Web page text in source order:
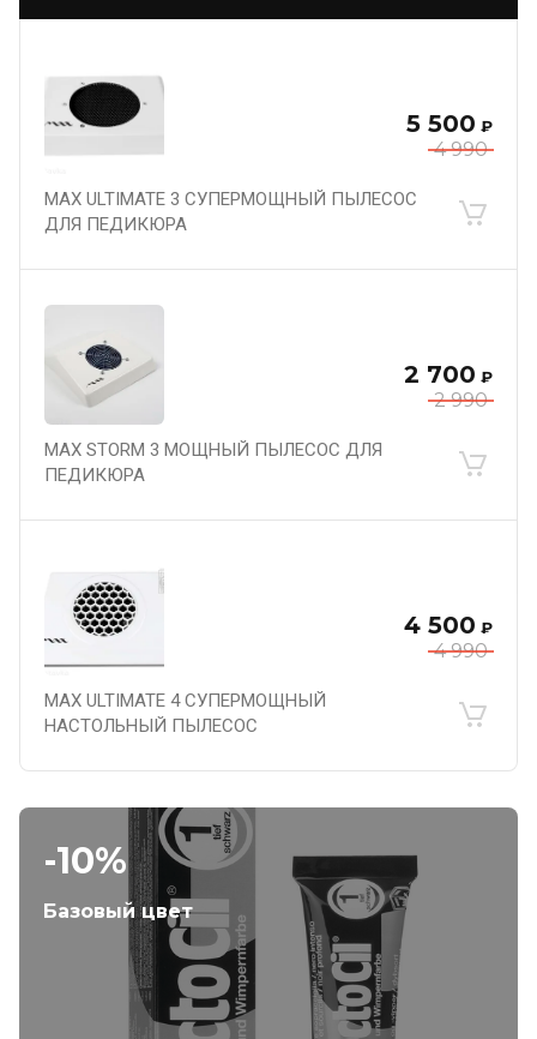
4 990
5 500 ₽
MAX ULTIMATE 3 СУПЕРМОЩНЫЙ ПЫЛЕСОС
ДЛЯ ПЕДИКЮРА
2 990
2 700 ₽
MAX STORM 3 МОЩНЫЙ ПЫЛЕСОС ДЛЯ
ПЕДИКЮРА
4 990
4 500 ₽
MAX ULTIMATE 4 СУПЕРМОЩНЫЙ
НАСТОЛЬНЫЙ ПЫЛЕСОС
-10%
Базовый цвет